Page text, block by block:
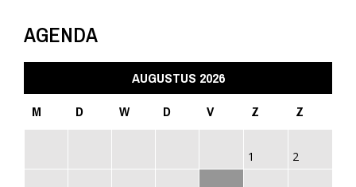
AGENDA
AUGUSTUS 2026
M
D W D V Z Z
1 2